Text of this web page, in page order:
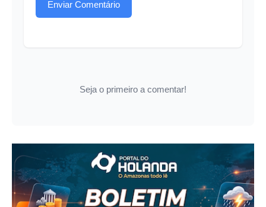
Enviar Comentário
Seja o primeiro a comentar!